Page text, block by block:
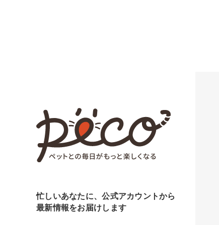
忙しいあなたに、公式アカウントから
最新情報をお届けします